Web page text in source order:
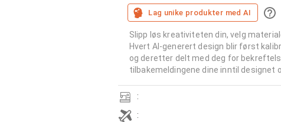
Lag unike produkter med AI
Slipp løs kreativiteten din, velg
Hvert AI-generert design blir først
og deretter delt med deg for
tilbakemeldingene dine inntil designet
:
: